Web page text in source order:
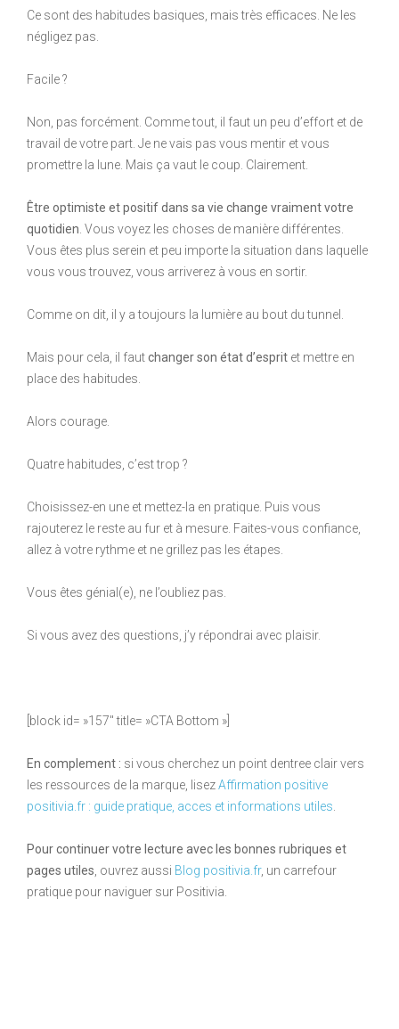
Ce sont des habitudes basiques, mais très efficaces. Ne les
négligez pas.
Facile ?
Non, pas forcément. Comme tout, il faut un peu d’effort et de
travail de votre part. Je ne vais pas vous mentir et vous
promettre la lune. Mais ça vaut le coup. Clairement.
Être optimiste et positif dans sa vie change vraiment votre
quotidien . Vous voyez les choses de manière différentes.
Vous êtes plus serein et peu importe la situation dans laquelle
vous vous trouvez, vous arriverez à vous en sortir.
Comme on dit, il y a toujours la lumière au bout du tunnel.
Mais pour cela, il fautchanger son état d’esprit et mettre en
place des habitudes.
Alors courage.
Quatre habitudes, c’est trop ?
Choisissez-en une et mettez-la en pratique. Puis vous
rajouterez le reste au fur et à mesure. Faites-vous confiance,
allez à votre rythme et ne grillez pas les étapes.
Vous êtes génial(e), ne l’oubliez pas.
Si vous avez des questions, j’y répondrai avec plaisir.
[block id= »157″ title= »CTA Bottom »]
En complement : si vous cherchez un point dentree clair vers
les ressources de la marque, lisezAffirmation positive
positivia.fr : guide pratique, acces et informations utiles
Pour continuer votre lecture avec les bonnes rubriques et
pages utiles , ouvrez aussi Blog positivia.fr, un carrefour
pratique pour naviguer sur Positivia.